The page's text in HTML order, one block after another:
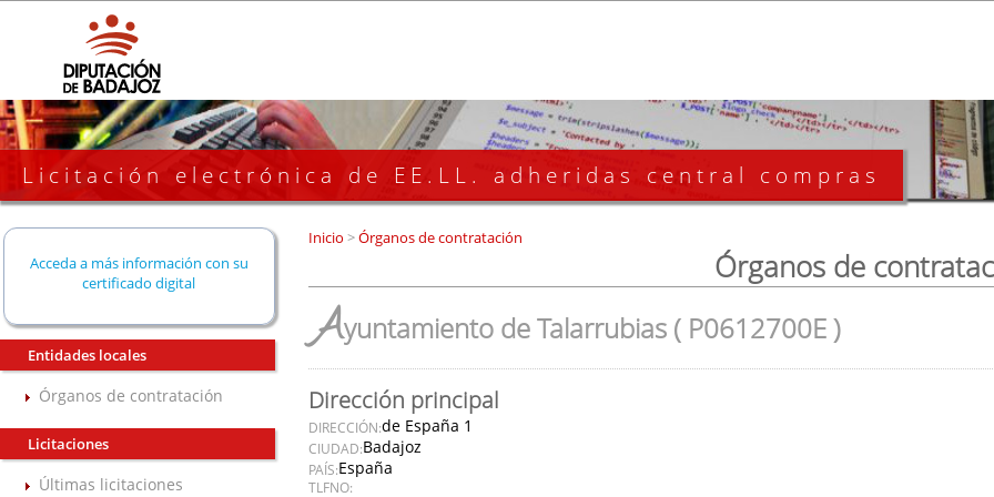
Licitación electrónica de EE.LL. adheridas central compras
Acceda a más información con su
certificado digital
Entidades locales
Órganos de contratación
Licitaciones
Últimas licitaciones
Inicio >Órganos de contratación
Órganos de
Ayuntamiento de Talarrubias ( P0612700E )
Dirección principal
DIRECCIÓN:de España 1
CIUDAD:Badajoz
PAÍS:España
TLFNO: